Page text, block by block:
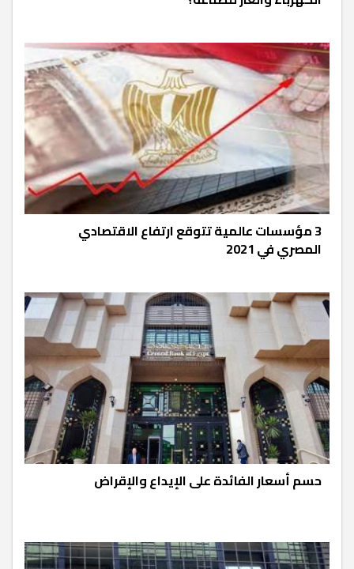
3 مؤسسات عالمية تتوقع ارتفاع الاقتصادي
المصري في 2021
حسم أسعار الفائدة على الإيداع والإقراض